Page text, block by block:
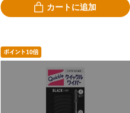
カートに追加